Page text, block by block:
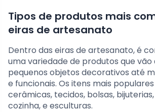
Tipos de produtos mais
eiras de artesanato
Dentro das eiras de artesanato, é
uma variedade de produtos que vão
pequenos objetos decorativos até
e funcionais. Os itens mais
cerâmicas, tecidos, bolsas,
cozinha, e esculturas.